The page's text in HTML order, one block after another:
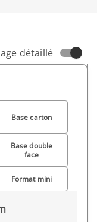
détaillé
Base carton
Base double
face
Format mini